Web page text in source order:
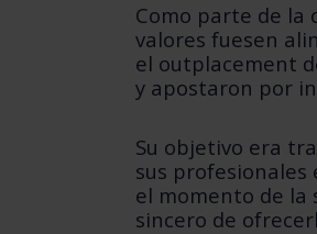
Como parte de la
valores fuesen
el outplacement
y apostaron por
Su objetivo era
sus profesionales
el momento de la
sincero de